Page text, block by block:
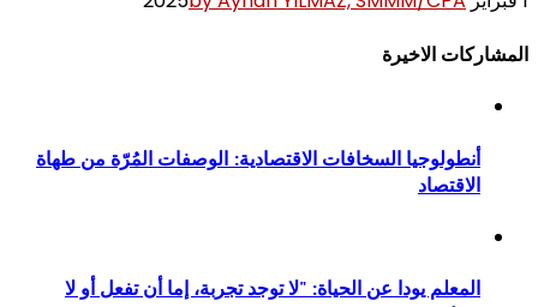
المشاركات الاخيرة
أنطولوجيا السخافات الاقتصادية: الوصفات المُرّة من طهاة
الاقتصاد
المعلم يودا عن الحياة: "لا توجد تجربة، إما أن تفعل أو لا